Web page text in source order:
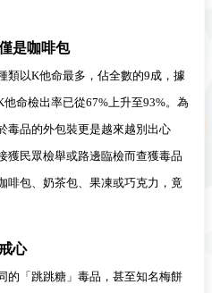
是咖啡包
類以K他命最多，佔全數的9成，據
命檢出率已從67%上升至93%。為
毒品的外包裝更是越來越別出心
獲民眾檢舉或路邊臨檢而查獲毒品
啡包、奶茶包、果凍或巧克力，竟
心
的「跳跳糖」毒品，甚至知名梅餅